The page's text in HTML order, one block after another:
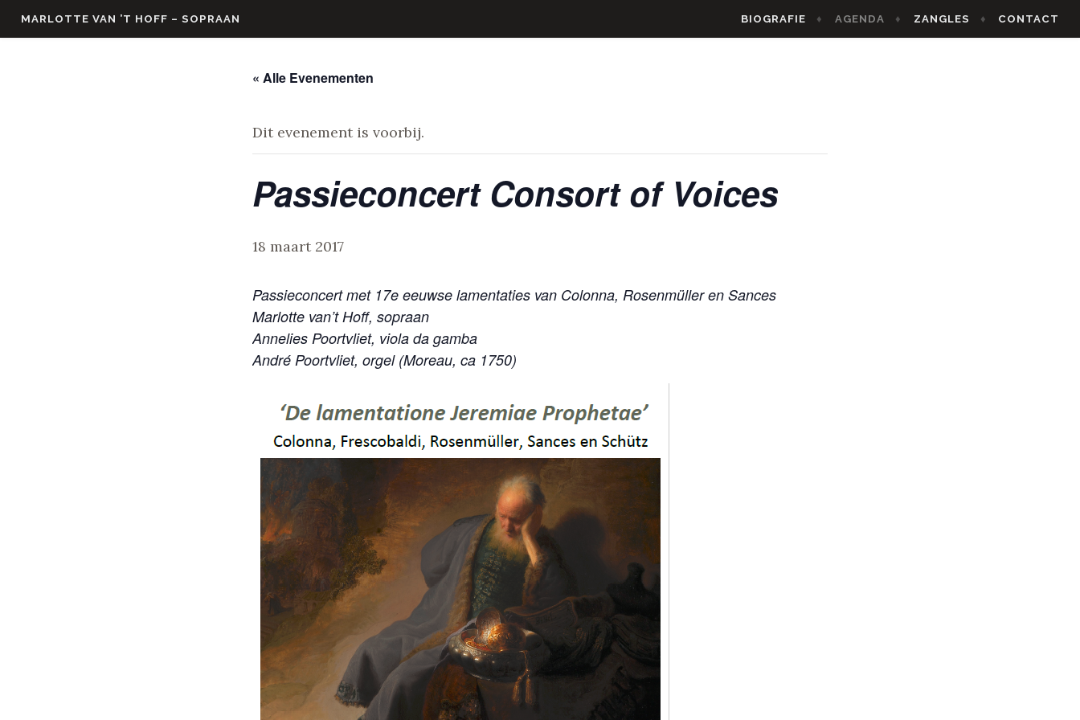
MARLOTTE VAN ’T HOFF – SOPRAAN BIOGRAFIE AGENDA ZANGLES CONTACT
« Alle Evenementen
Dit evenement is voorbij.
Passieconcert Consort of Voices
18 maart 2017
Passieconcert met 17e eeuwse lamentaties van Colonna, Rosenmüller en Sances
Marlotte van’t Hoff, sopraan
Annelies Poortvliet, viola da gamba
André Poortvliet, orgel (Moreau, ca 1750)